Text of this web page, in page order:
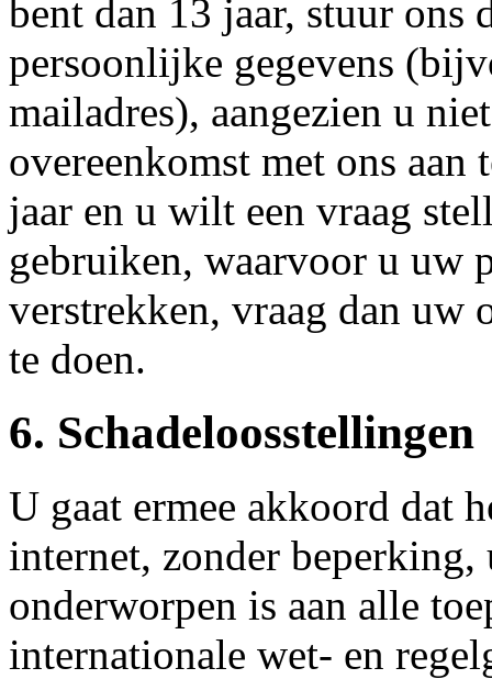
bent dan 13 jaar, stuur
persoonlijke gegevens
mailadres), aangezien u
overeenkomst met ons
jaar en u wilt een vraag
gebruiken, waarvoor u uw
verstrekken, vraag dan uw
te doen.
6. Schadeloosstellingen
U gaat ermee akkoord dat
internet, zonder
onderworpen is aan alle
internationale wet- en